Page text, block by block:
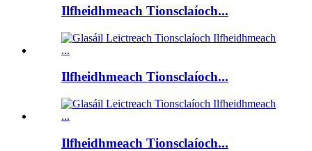
Ilfheidhmeach Tionsclaíoch...
Ilfheidhmeach Tionsclaíoch...
Ilfheidhmeach Tionsclaíoch...